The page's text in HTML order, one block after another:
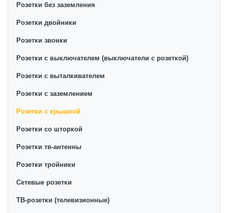
Розетки без заземления
Розетки двойники
Розетки звонки
Розетки с выключателем (выключатели с розеткой)
Розетки с выталкивателем
Розетки с заземлением
Розетки с крышкой
Розетки со шторкой
Розетки тв-антенны
Розетки тройники
Сетевые розетки
ТВ-розетки (телевизионные)